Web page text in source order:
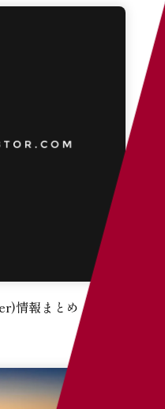
情報まとめ